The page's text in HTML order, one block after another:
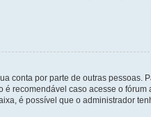
conta por parte de outras pessoas.
é recomendável caso acesse o fórum
é possível que o administrador